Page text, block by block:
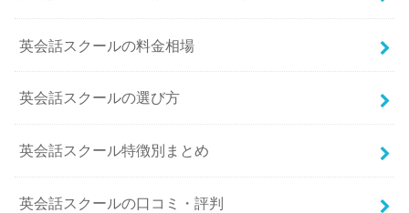
英会話スクールの料金相場
英会話スクールの選び方
英会話スクール特徴別まとめ
英会話スクールの口コミ・評判